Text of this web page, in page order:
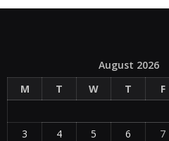
August 2026
M
T W T F
3
4 5 6 7